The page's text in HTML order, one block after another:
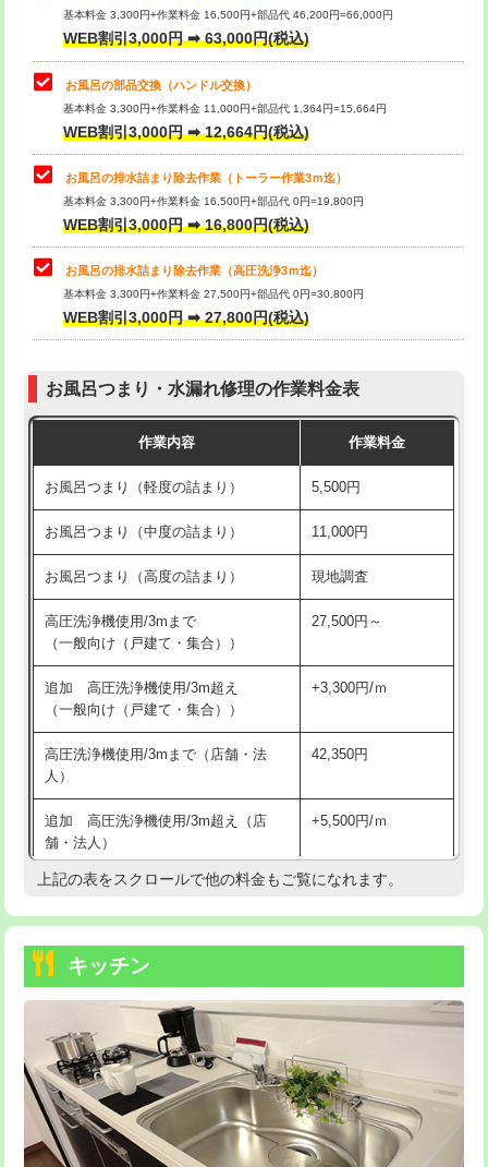
止水・漏水調査・防水処理・清掃・修
理・調整・分解・加工など（重作業）
33,000円
トイレタンク脱着
トイレ便器脱着
タンクレストイレ脱着 33,000円
小便器トイレ脱着
その他部品の脱着 8,800円～
交換・取付（タンク）
交換・取付（普通便座） 11,000円+材料費
交換・取付（温水洗浄便座） 16,500円+材料費
交換・取付(単水栓（壁付・デッキ
式）)
13,200円+材料費
交換・取付(混合水栓（壁付・デッキ
式・ワンホール）)
16,500円+材料費
交換・取付(排水栓・排水トラップ
（P/S/ポップアップ））
22,000円+材料費
交換・取付（その他部品） 11,000円+材料費
持込商品取付（単水栓） 13,200円
持込商品取付（混合水栓）
持込商品取付（浄水器・分岐水栓） 16,500円
持込商品取付（温水洗浄便座） 22,000円
持込商品取付（普通便座⇔温水洗浄便
22,000円
給水管工事※（ホール加工)
給水管工事※（バンド止め) 3,300円
給水管工事※（支持金具設置) 5,500円
給水管工事※（保温材使用（バンド止
め込み）)
5,500円
基本料金 3,300円+作業料金 16,500円+部品代 46,200円=66,000円
WEB割引3,000円 ➡ 63,000円(税込)
お風呂の部品交換（ハンドル交換）
基本料金 3,300円+作業料金 11,000円+部品代 1,364円=15,664円
WEB割引3,000円 ➡ 12,664円(税込)
お風呂の排水詰まり除去作業（トーラー作業3ｍ迄）
基本料金 3,300円+作業料金 16,500円+部品代 0円=19,800円
WEB割引3,000円 ➡ 16,800円(税込)
お風呂の排水詰まり除去作業（高圧洗浄3ｍ迄）
基本料金 3,300円+作業料金 27,500円+部品代 0円=30,800円
WEB割引3,000円 ➡ 27,800円(税込)
お風呂つまり・水漏れ修理の作業料金表
作業内容 作業料金
お風呂つまり（軽度の詰まり） 5,500円
お風呂つまり（中度の詰まり） 11,000円
お風呂つまり（高度の詰まり） 現地調査
高圧洗浄機使用/3mまで
（一般向け（戸建て・集合））
27,500円～
追加 高圧洗浄機使用/3m超え
（一般向け（戸建て・集合））
+3,300円/ｍ
高圧洗浄機使用/3mまで（店舗・法
人）
42,350円
追加 高圧洗浄機使用/3m超え（店
舗・法人）
+5,500円/ｍ
高度高圧洗浄換 現地調査
トーラー機使用/3mまで
追加トーラー機使用/3m超え +3,300円
カメラ調査 33,000円
桝清掃 8,800円
止水・漏水調査・防水処理・清掃・修
11,000円
上記の表をスクロールで他の料金もご覧になれます。
キッチン